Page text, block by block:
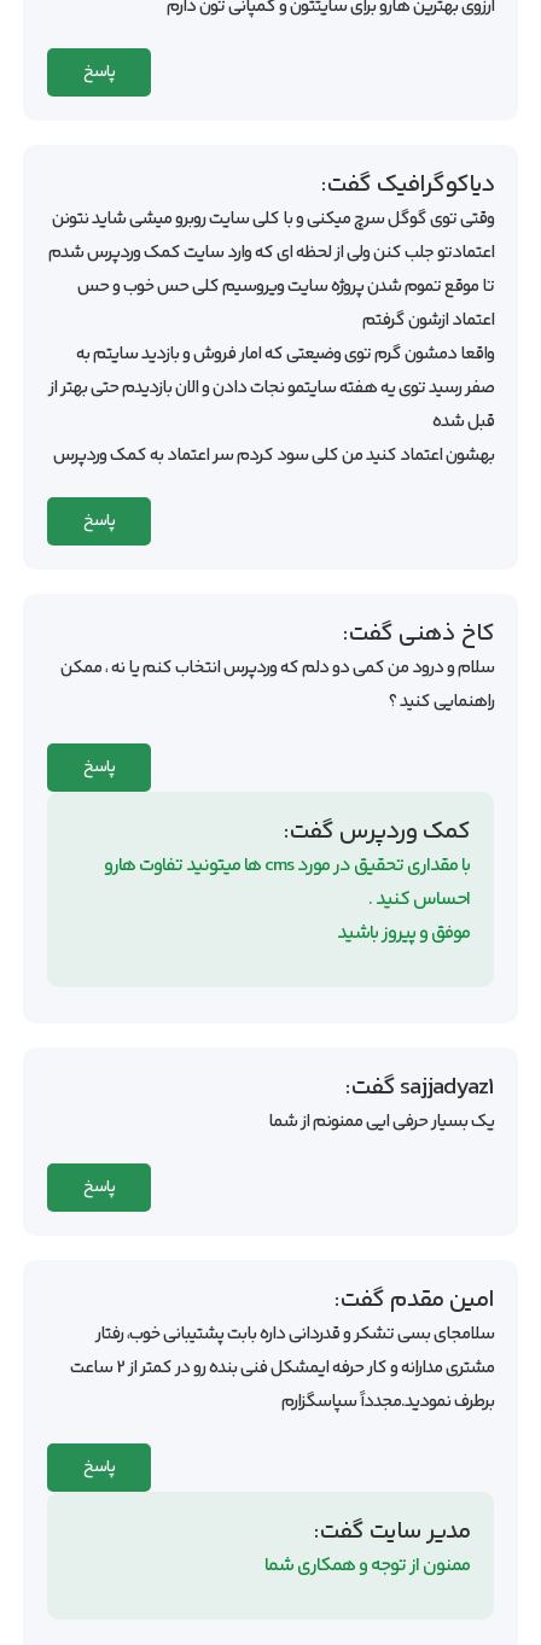
ارزوی بهترین هارو برای سایتتون و کمپانی تون دارم
پاسخ
دیاکوگرافیکگفت:
وقتی توی گوگل سرچ میکنی و با کلی سایت روبرو میشی شاید نتونن
اعتمادتو جلب کنن ولی از لحظه ای که وارد سایت کمک وردپرس شدم
تا موقع تموم شدن پروژه سایت ویروسیم کلی حس خوب و حس
اعتماد ازشون گرفتم
واقعا دمشون گرم توی وضیعتی که امار فروش و بازدید سایتم به
صفر رسید توی یه هفته سایتمو نجات دادن و الان بازدیدم حتی بهتر از
قبل شده
بهشون اعتماد کنید من کلی سود کردم سر اعتماد به کمک وردپرس
پاسخ
کاخ ذهنیگفت:
سلام و درود من کمی دو دلم که وردپرس انتخاب کنم یا نه ، ممکن
راهنمایی کنید ؟
پاسخ
کمک وردپرسگفت:
با مقداری تحقیق در مورد cms ها میتونید تفاوت هارو
احساس کنید .
موفق و پیروز باشید
sajjadyaz1گفت:
یک بسیار حرفی ایی ممنونم از شما
پاسخ
امین مقدمگفت:
سلامجای بسی تشکر و قدردانی داره بابت پشتیبانی خوب، رفتار
مشتری مدارانه و کار حرفه ایمشکل فنی بنده رو در کمتر از 2 ساعت
برطرف نمودید.مجدداً سپاسگزارم
پاسخ
مدیر سایتگفت:
ممنون از توجه و همکاری شما